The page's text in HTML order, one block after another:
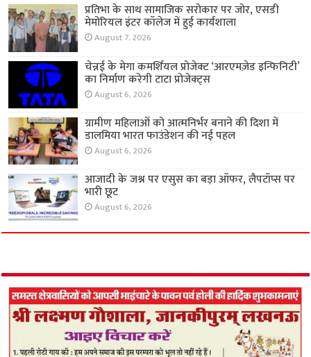
प्रतिभा के साथ सामाजिक सरोकार पर जोर, एसडी
मेमोरियल इंटर कॉलेज में हुई कार्यशाला
August 7, 2026
चेन्नई के मेगा कमर्शियल प्रोजेक्ट ‘आरएमज़ेड इन्फिनिटी’
का निर्माण करेगी टाटा प्रोजेक्ट्स
August 6, 2026
ग्रामीण महिलाओं को आत्मनिर्भर बनाने की दिशा में
डालमिया भारत फाउंडेशन की नई पहल
August 6, 2026
आजादी के जश्न पर एसुस का बड़ा ऑफर, लैपटॉप्स पर
भारी छूट
August 6, 2026